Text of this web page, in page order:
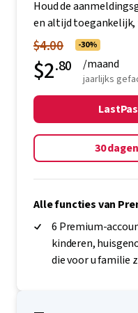
Families
Houd de
en altijd toegankelijk,
$4.00 -30%
$2.80 /maand
jaarlijks
30
Alle functies van
6 Premium-